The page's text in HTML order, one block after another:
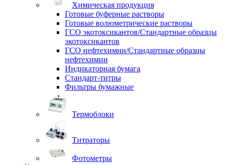
Химическая продукция
Готовые буферные растворы
Готовые волюметрические растворы
ГСО экотоксикантов/Стандартные образцы
экотоксикантов
ГСО нефтехимии/Стандартные образцы
нефтехимии
Индикаторная бумага
Стандарт-титры
Фильтры бумажные
Термоблоки
Титраторы
Фотометры